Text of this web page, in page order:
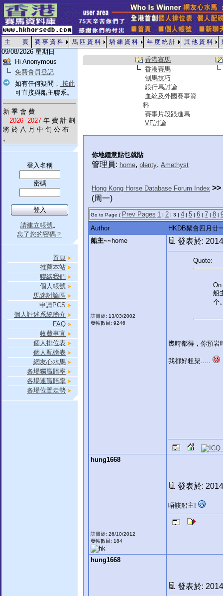
主 頁 賽 事 資 料 馬 匹 資 料 騎 練 資 料 年 度 統 計 其 他 資 料
09/08/2026 星期日
Hi Anonymous
免費會員登記
如有任何疑問， 按此
可直接與船主聯系。
新 季 會 費
2026- 2027 年 費 計 劃
將 於 八 月 中 旬 公 布
。
登入名稱
密碼
請建立帳號。
忘了您的密碼？
首頁
推薦本站
聯絡我們
個人帳號
馬迷討論區
申請PCS
個人評述系統簡介
FAQ
收費事宜
個人排位表
個人配磅表
網友心水馬
各場獨贏賠率
各場連贏賠率
各場位置走勢
香港賽馬
香港賽馬
刨馬技巧
銀行馬討論
血統及外國賽事資
料
賽事片段跟進馬
VF討論
你地鍾意貼乜就貼
管理員: home, plenty, Amethyst
Hong Kong Horse Database Forum Index >>
(周一)
Go to Page ( Prev Pages 1 | 2 | 3 | 4 | 5 | 6 | 7 | 8 |
Author
HKDB聚會四月廿
船主~~ home
註冊於: 13/03/2002
發帖數目: 9246
發表於:
Quote:
On
船
个
幾時都得，你預岩
我都好粗架.....
hung1668
註冊於: 26/10/2012
發帖數目: 184
發表於:
唔該船主!
hung1668
發表於: